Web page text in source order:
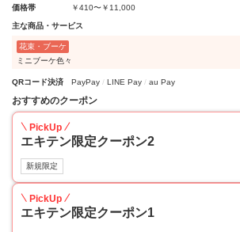
価格帯
￥410〜￥11,000
主な商品・サービス
花束・ブーケ
ミニブーケ色々
QRコード決済 PayPay LINE Pay au Pay
おすすめのクーポン
PickUp
エキテン限定クーポン2
新規限定
PickUp
エキテン限定クーポン1